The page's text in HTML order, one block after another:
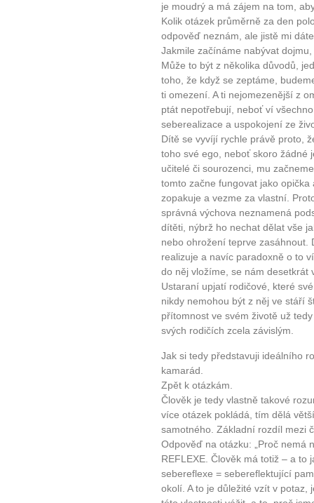
je moudrý a má zájem na tom,
Kolik otázek průměrně za den
odpověď neznám, ale jistě mi
Jakmile začínáme nabývat
Může to být z několika důvodů,
toho, že když se zeptáme,
ti omezení. A ti nejomezenější z
ptát nepotřebují, neboť ví
seberealizace a uspokojení ze
Dítě se vyvíjí rychle právě proto,
toho své ego, neboť skoro žádné
učitelé či sourozenci, mu
tomto začne fungovat jako
zopakuje a vezme za vlastní.
správná výchova neznamená
dítěti, nýbrž ho nechat dělat vše
nebo ohrožení teprve zasáhnout.
realizuje a navíc paradoxně o to
do něj vložíme, se nám desetkrát
Ustaraní upjatí rodičové, které
nikdy nemohou být z něj ve stáří
přítomnost ve svém životě už
svých rodičích zcela závislým.
Jak si tedy představuji ideálního
kamarád.
Zpět k otázkám.
Člověk je tedy vlastně takové
více otázek pokládá, tím dělá
samotného. Základní rozdíl mezi
Odpověď na otázku: „Proč nemá
REFLEXE. Člověk má totiž – a to
sebereflexe = sebereflektující
okolí. A to je důležité vzít v potaz,